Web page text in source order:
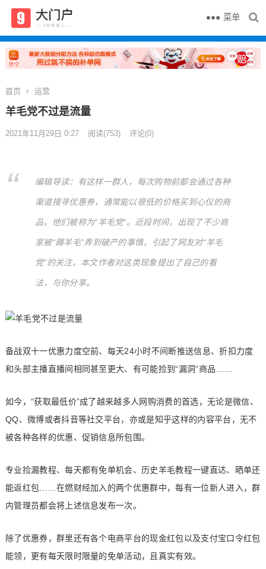
菜单
首页 运营
羊毛党不过是流量
2021年11月29日 0:27 阅读(753) 评论(0)
编辑导读：有这样一群人，每次购物前都会通过各种
渠道搜寻优惠券，通常能以很低的价格买到心仪的商
品，他们被称为“羊毛党”。近段时间，出现了不少商
家被“薅羊毛”弄到破产的事情，引起了网友对“羊毛
党”的关注。本文作者对这类现象提出了自己的看
法，与你分享。
备战双十一优惠力度空前、每天24小时不间断推送信息、折扣力度
和头部主播直播间相同甚至更大、有可能捡到“漏洞”商品……
如今，“获取最低价”成了越来越多人网购消费的首选，无论是微信、
QQ、微博或者抖音等社交平台，亦或是知乎这样的内容平台，无不
被各种各样的优惠、促销信息所包围。
专业捡漏教程、每天都有免单机会、历史羊毛教程一键直达、晒单还
能返红包……在燃财经加入的两个优惠群中，每有一位新人进入，群
内管理员都会将上述信息发布一次。
除了优惠券，群里还有各个电商平台的现金红包以及支付宝口令红包
能领，更有每天限时限量的免单活动，且真实有效。